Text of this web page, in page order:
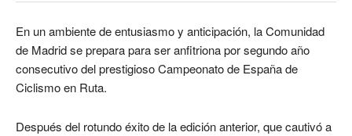
En un ambiente de entusiasmo y anticipación, la Comunidad
de Madrid se prepara para ser anfitriona por segundo año
consecutivo del prestigioso Campeonato de España de
Ciclismo en Ruta.
Después del rotundo éxito de la edición anterior, que cautivó a